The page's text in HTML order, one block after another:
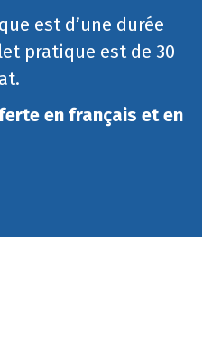
est d’une durée
pratique est de 30
en français et en